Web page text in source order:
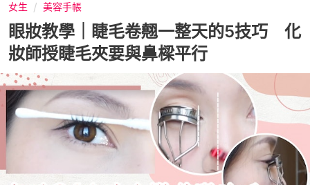
女生 美容手帳
眼妝教學｜睫毛卷翹一整天的5技巧 化
妝師授睫毛夾要與鼻樑平行